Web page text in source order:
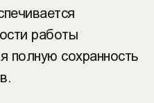
работы
полную сохранность